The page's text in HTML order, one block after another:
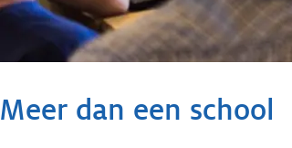
Meer dan een school